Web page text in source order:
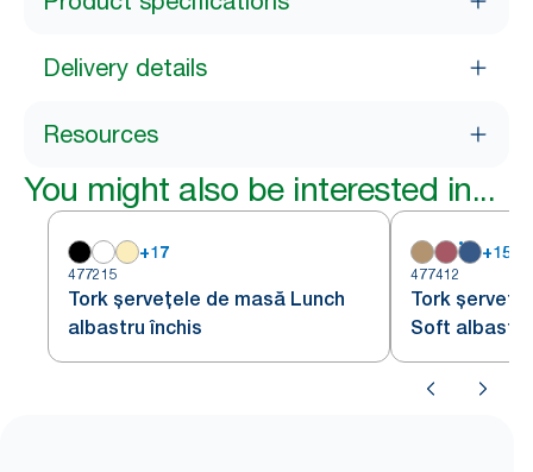
Delivery details
Resources
You might also be interested in...
+17
477215
Tork șervețele de masă Lunch
albastru închis
+15
477412
Tork
Soft